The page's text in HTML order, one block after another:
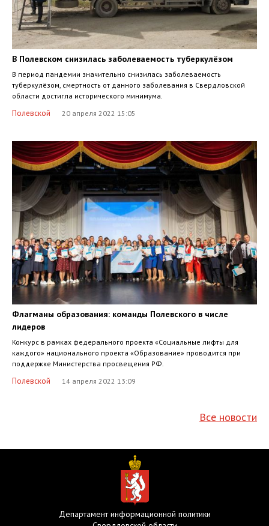
В Полевском снизилась заболеваемость туберкулёзом
В период пандемии значительно снизилась заболеваемость
туберкулёзом, смертность от данного заболевания в Свердловской
области достигла исторического минимума.
Полевской 20 апреля 2022 15:05
Флагманы образования: команды Полевского в числе
лидеров
Конкурс в рамках федерального проекта «Социальные лифты для
каждого» национального проекта «Образование» проводится при
поддержке Министерства просвещения РФ.
Полевской 14 апреля 2022 13:09
Все новости
Департамент информационной политики